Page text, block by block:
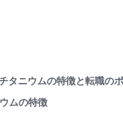
タニウムの特徴と転職の
ムの特徴